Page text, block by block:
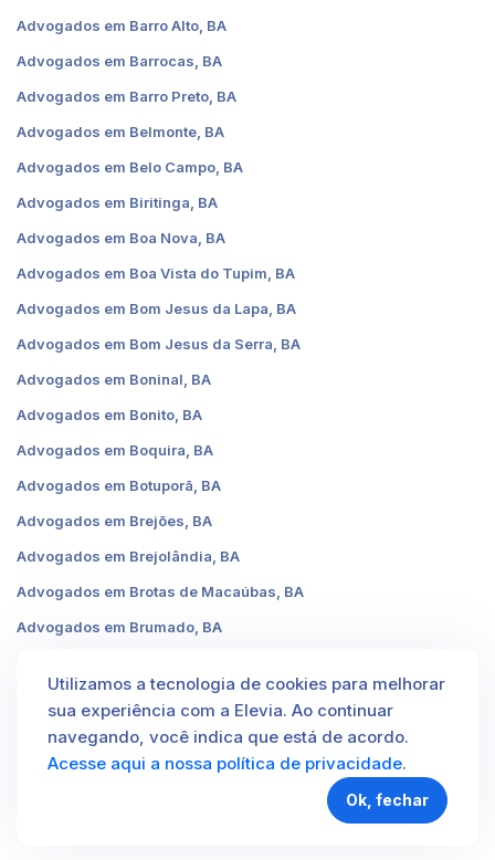
Advogados em Barro Alto, BA
Advogados em Barrocas, BA
Advogados em Barro Preto, BA
Advogados em Belmonte, BA
Advogados em Belo Campo, BA
Advogados em Biritinga, BA
Advogados em Boa Nova, BA
Advogados em Boa Vista do Tupim, BA
Advogados em Bom Jesus da Lapa, BA
Advogados em Bom Jesus da Serra, BA
Advogados em Boninal, BA
Advogados em Bonito, BA
Advogados em Boquira, BA
Advogados em Botuporã, BA
Advogados em Brejões, BA
Advogados em Brejolândia, BA
Advogados em Brotas de Macaúbas, BA
Advogados em Brumado, BA
Advogados em Buritirama, BA
Advogados em Caatiba, BA
Utilizamos a tecnologia de cookies para melhorar
sua experiência com a Elevia. Ao continuar
navegando, você indica que está de acordo.
Acesse aqui a nossa política de privacidade.
Ok, fechar